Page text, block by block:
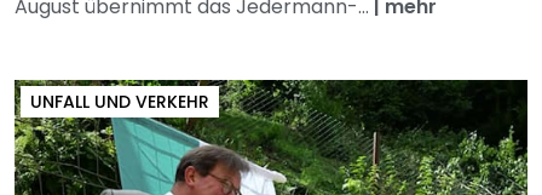
August übernimmt das Jedermann-... | mehr
UNFALL UND VERKEHR